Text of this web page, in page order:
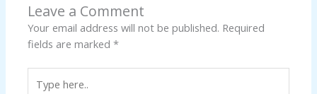
Leave a Comment
Your email address will not be published. Required
fields are marked*
here..